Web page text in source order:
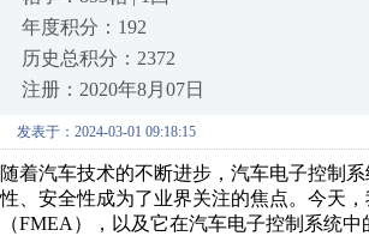
年度积分：192
历史总积分：2372
注册：2020年8月07日
发表于：2024-03-01 09:18:15
随着汽车技术的不断进步，汽车电子控制
性、安全性成为了业界关注的焦点。今天
（FMEA），以及它在汽车电子控制系统中